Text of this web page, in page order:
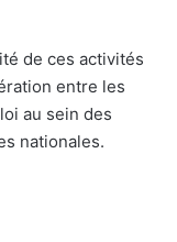
de ces activités
entre les
au sein des
nationales.